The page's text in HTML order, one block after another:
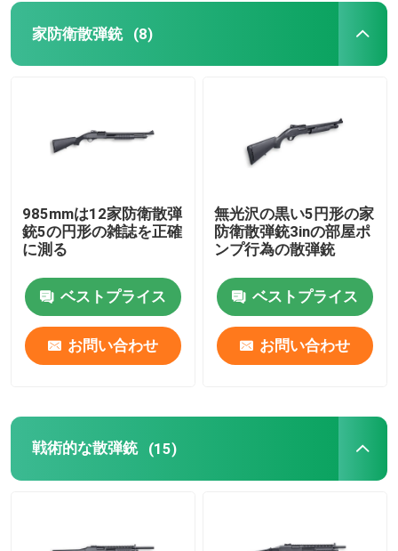
製品
工場 ツアー
品質管理
ニュース
ポンプ行為の散弾銃
家防衛散弾銃 (8)
985mmは12家防衛散弾
銃5の円形の雑誌を正確
に測る
ベストプライス
お問い合わせ
無光沢の黒い5円形の家
防衛散弾銃3inの部屋ポ
ンプ行為の散弾銃
ベストプライス
お問い合わせ
戦術的な散弾銃 (15)